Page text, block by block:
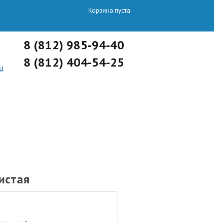
Корзина пуста
8 (812) 985-94-40
8 (812) 404-54-25